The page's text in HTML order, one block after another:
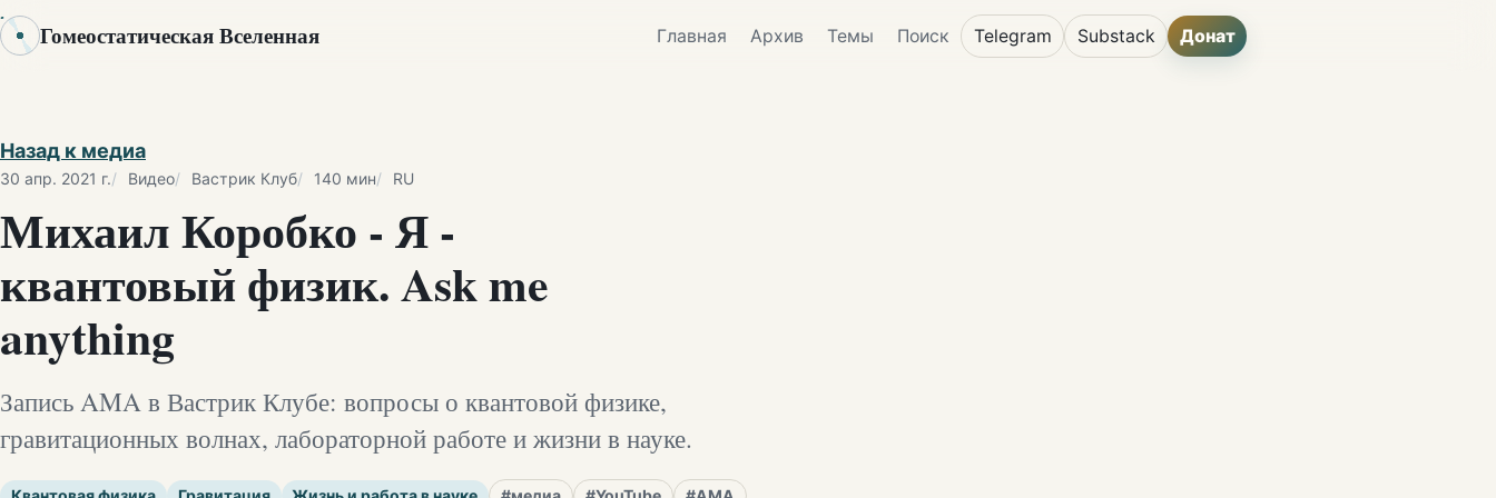
Гомеостатическая Вселенная Главная Архив Темы Поиск Telegram Substack Донат
Назад к медиа
30 апр. 2021 г. Видео Вастрик Клуб 140 мин RU
Михаил Коробко - Я -
квантовый физик. Ask me
anything
Запись AMA в Вастрик Клубе: вопросы о квантовой физике,
гравитационных волнах, лабораторной работе и жизни в науке.